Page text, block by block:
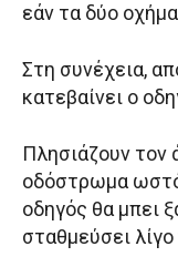
εάν τα δύο
Στη συνέχεια,
κατεβαίνει ο
Πλησιάζουν τον
οδόστρωμα
οδηγός θα μπει
σταθμεύσει λίγο